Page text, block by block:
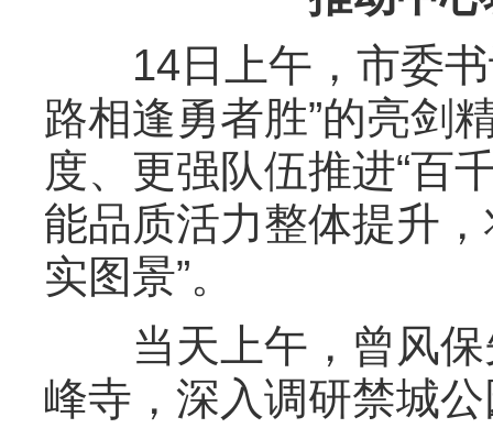
14日上午，市委书
路相逢勇者胜”的亮剑
度、更强队伍推进“百
能品质活力整体提升，
实图景”。
当天上午，曾风保
峰寺，深入调研禁城